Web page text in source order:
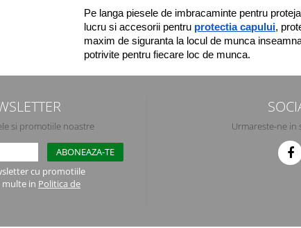
Pe langa piesele de imbracaminte pentru
lucru si accesorii pentru protectia capului,
maxim de siguranta la locul de munca
potrivite pentru fiecare loc de munca.
si promotiile noastre
cu promotiile
multe in Politica de
Urmareste-ne in